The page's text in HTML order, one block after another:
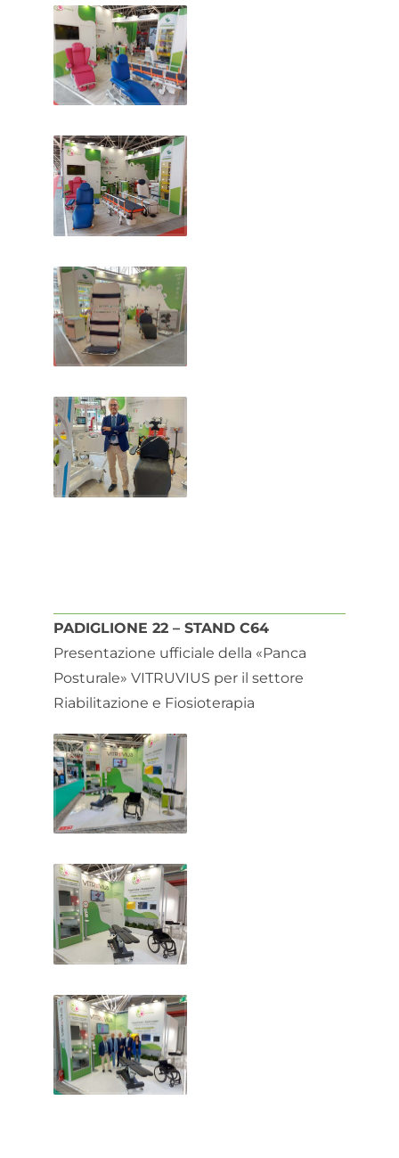
PADIGLIONE 22 – STAND C64
Presentazione ufficiale della «Panca
Posturale» VITRUVIUS per il settore
Riabilitazione e Fiosioterapia